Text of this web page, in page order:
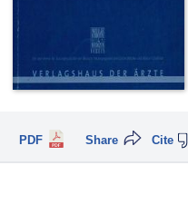
PDF Cite
Share